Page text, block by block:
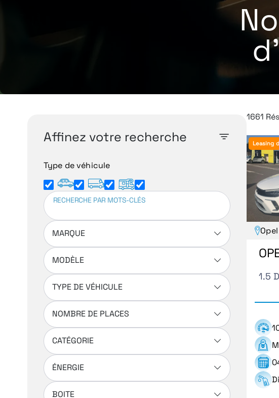
Affinez votre recherche
Type de véhicule
RECHERCHE PAR MOTS-CLÉS
MARQUE
MODÈLE
TYPE DE VÉHICULE
NOMBRE DE PLACES
CATÉGORIE
ÉNERGIE
BOITE
1661
Leasing
1.5